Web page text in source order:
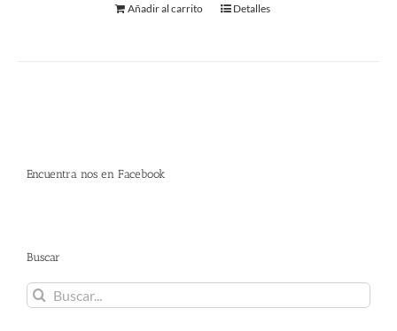
Añadir al carrito Detalles
Encuentra nos en Facebook
Buscar
Buscar: